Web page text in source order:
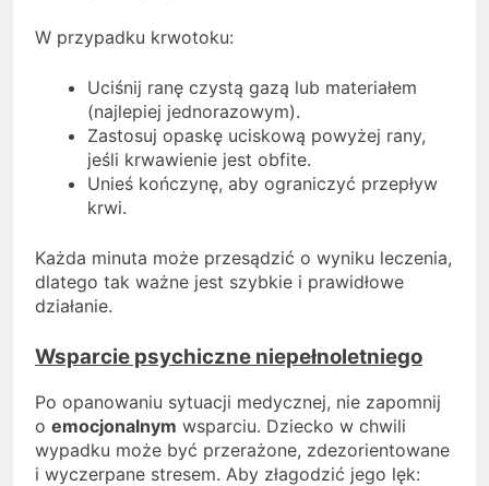
W przypadku krwotoku:
Uciśnij ranę czystą gazą lub materiałem
(najlepiej jednorazowym).
Zastosuj opaskę uciskową powyżej rany,
jeśli krwawienie jest obfite.
Unieś kończynę, aby ograniczyć przepływ
krwi.
Każda minuta może przesądzić o wyniku leczenia,
dlatego tak ważne jest szybkie i prawidłowe
działanie.
Wsparcie psychiczne niepełnoletniego
Po opanowaniu sytuacji medycznej, nie zapomnij
o emocjonalnym wsparciu. Dziecko w chwili
wypadku może być przerażone, zdezorientowane
i wyczerpane stresem. Aby złagodzić jego lęk: